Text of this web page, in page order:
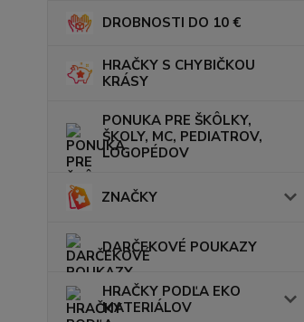
DROBNOSTI DO 10 €
HRAČKY S CHYBIČKOU
KRÁSY
PONUKA PRE ŠKÔLKY,
ŠKOLY, MC, PEDIATROV,
LOGOPÉDOV
ZNAČKY
DARČEKOVÉ POUKAZY
HRAČKY PODĽA EKO
MATERIÁLOV